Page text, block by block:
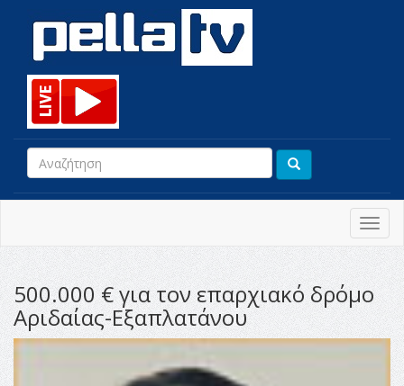
500.000 € για τον επαρχιακό δρόμο
Αριδαίας-Εξαπλατάνου